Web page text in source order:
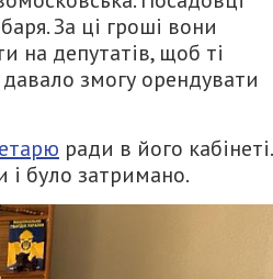
За ці гроші вони
на депутатів, щоб ті
змогу орендувати
ради в його кабінеті.
і було затримано.